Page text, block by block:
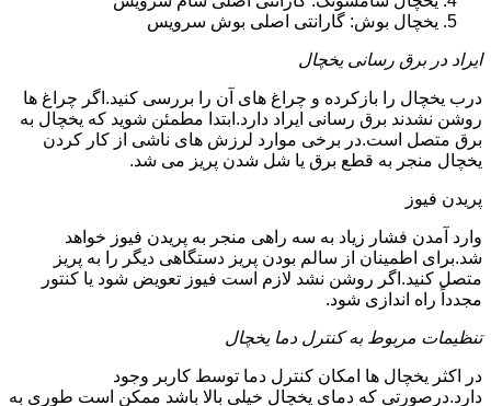
یخچال بوش: گارانتی اصلی بوش سرویس
ایراد در برق رسانی یخچال
درب یخچال را بازکرده و چراغ های آن را بررسی کنید.اگر چراغ ها
روشن نشدند برق رسانی ایراد دارد.ابتدا مطمئن شوید که یخچال به
برق متصل است.در برخی موارد لرزش های ناشی از کار کردن
یخچال منجر به قطع برق یا شل شدن پریز می شد.
پریدن فیوز
وارد آمدن فشار زیاد به سه راهی منجر به پریدن فیوز خواهد
شد.برای اطمینان از سالم بودن پریز دستگاهی دیگر را به پریز
متصل کنید.اگر روشن نشد لازم است فیوز تعویض شود یا کنتور
مجدداً راه اندازی شود.
تنظیمات مربوط به کنترل دما یخچال
در اکثر یخچال ها امکان کنترل دما توسط کاربر وجود
دارد.درصورتی که دمای یخچال خیلی بالا باشد ممکن است طوری به